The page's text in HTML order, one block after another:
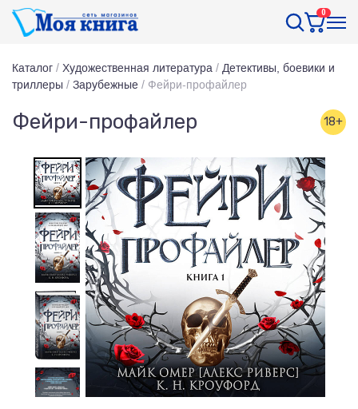
0
Каталог / Художественная литература / Детективы, боевики и
триллеры / Зарубежные / Фейри-профайлер
Фейри-профайлер 18+